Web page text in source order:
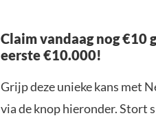
Claim vandaag nog €10
eerste €10.000!
Grijp deze unieke kans met
via de knop hieronder. Stort